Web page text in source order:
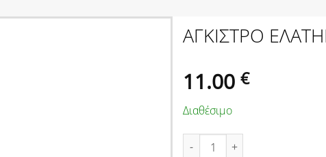
ΑΓΚΙΣΤΡΟ
11.00 €
Διαθέσιμο
ΑΓΚΙΣΤΡΟ ΕΛΑΤΗΡΙΟΥ INOX